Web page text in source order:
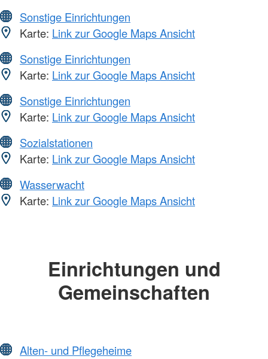
Sonstige Einrichtungen
Karte: Link zur Google Maps Ansicht
Sonstige Einrichtungen
Karte: Link zur Google Maps Ansicht
Sonstige Einrichtungen
Karte: Link zur Google Maps Ansicht
Sozialstationen
Karte: Link zur Google Maps Ansicht
Wasserwacht
Karte: Link zur Google Maps Ansicht
Einrichtungen und
Gemeinschaften
Alten- und Pflegeheime